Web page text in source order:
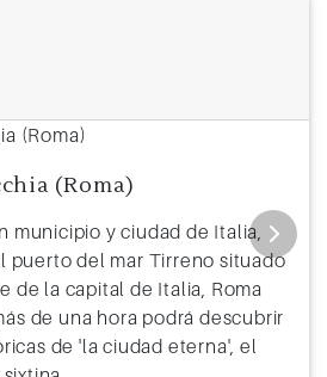
(Roma)
municipio y ciudad de Italia,
puerto del mar Tirreno situado
de la capital de Italia, Roma
de una hora podrá descubrir
de 'la ciudad eterna', el